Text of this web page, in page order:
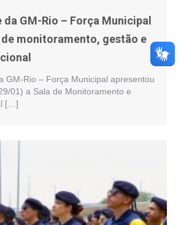
da GM-Rio – Força Municipal
monitoramento, gestão e
GM-Rio – Força Municipal apresentou
01) a Sala de Monitoramento e
[…]